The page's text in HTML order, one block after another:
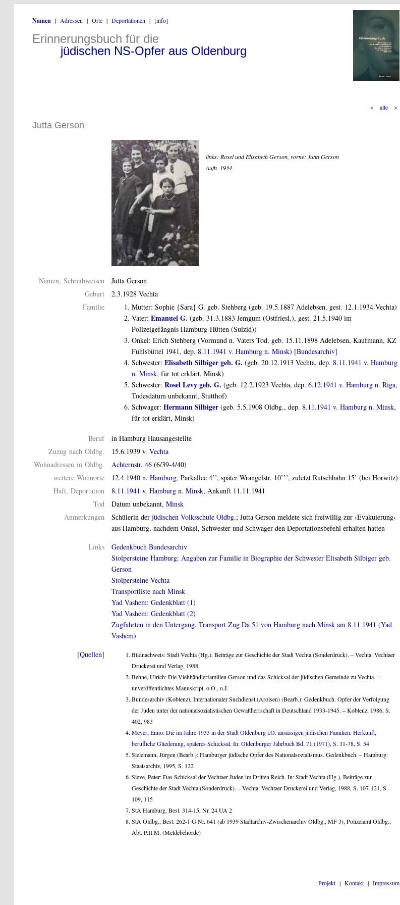
Namen | Adressen | Orte | Deportationen | [info]
Erinnerungsbuch für die
jüdischen NS-Opfer aus Oldenburg
< alle >
Jutta Gerson
links: Rosel und Elisabeth Gerson, vorne: Jutta Gerson
Aufn. 1934
Namen, Schreibweisen
Jutta Gerson
Geburt
2.3.1928 Vechta
Familie
Mutter: Sophie {Sara} G. geb. Stehberg (geb. 19.5.1887 Adelebsen, gest. 12.1.1934 Vechta)
Vater: Emanuel G. (geb. 31.3.1883 Jemgum (Ostfriesl.), gest. 21.5.1940 im
Polizeigefängnis Hamburg-Hütten (Suizid))
Onkel: Erich Stehberg (Vormund n. Vaters Tod, geb. 15.11.1898 Adelebsen, Kaufmann, KZ
Fuhlsbüttel 1941, dep. 8.11.1941 v. Hamburg n. Minsk) [Bundesarchiv]
Schwester: Elisabeth Silbiger geb. G. (geb. 20.12.1913 Vechta, dep. 8.11.1941 v. Hamburg
n. Minsk, für tot erklärt, Minsk)
Schwester: Rosel Levy geb. G. (geb. 12.2.1923 Vechta, dep. 6.12.1941 v. Hamburg n. Riga,
Todesdatum unbekannt, Stutthof)
Schwager: Hermann Silbiger (geb. 5.5.1908 Oldbg., dep. 8.11.1941 v. Hamburg n. Minsk,
für tot erklärt, Minsk)
Beruf
in Hamburg Hausangestellte
Zuzug nach Oldbg.
15.6.1939 v. Vechta
Wohnadressen in Oldbg.
Achternstr. 46 (6/39-4/40)
weitere Wohnorte
12.4.1940 n. Hamburg, Parkallee 4’’, später Wrangelstr. 10’’’, zuletzt Rutschbahn 15’ (bei Horwitz)
Haft, Deportation
8.11.1941 v. Hamburg n. Minsk, Ankunft 11.11.1941
Tod
Datum unbekannt, Minsk
Anmerkungen
Schülerin der jüdischen Volksschule Oldbg.; Jutta Gerson meldete sich freiwillig zur ›Evakuierung‹
aus Hamburg, nachdem Onkel, Schwester und Schwager den Deportationsbefehl erhalten hatten
Links
Gedenkbuch Bundesarchiv
Stolpersteine Hamburg: Angaben zur Familie in Biographie der Schwester Elisabeth Silbiger geb.
Gerson
Stolpersteine Vechta
Transportliste nach Minsk
Yad Vashem: Gedenkblatt (1)
Yad Vashem: Gedenkblatt (2)
Zugfahrten in den Untergang. Transport Zug Da 51 von Hamburg nach Minsk am 8.11.1941 (Yad
Vashem)
[Quellen]
Bildnachweis: Stadt Vechta (Hg.), Beiträge zur Geschichte der Stadt Vechta (Sonderdruck). – Vechta: Vechtaer
Druckerei und Verlag, 1988
Behne, Ulrich: Die Viehhändlerfamilien Gerson und das Schicksal der jüdischen Gemeinde zu Vechta. –
unveröffentlichtes Manuskript, o.O., o.J.
Bundesarchiv (Koblenz), Internationaler Suchdienst (Arolsen) (Bearb.): Gedenkbuch. Opfer der Verfolgung
der Juden unter der nationalsozialistischen Gewaltherrschaft in Deutschland 1933-1945. – Koblenz, 1986, S.
402, 983
Meyer, Enno: Die im Jahre 1933 in der Stadt Oldenburg i.O. ansässigen jüdischen Familien. Herkunft,
berufliche Gliederung, späteres Schicksal. In: Oldenburger Jahrbuch Bd. 71 (1971), S. 31-78, S. 54
Sielemann, Jürgen (Bearb.): Hamburger jüdische Opfer des Nationalsozialismus. Gedenkbuch. – Hamburg:
Staatsarchiv, 1995, S. 122
Sieve, Peter: Das Schicksal der Vechtaer Juden im Dritten Reich. In: Stadt Vechta (Hg.), Beiträge zur
Geschichte der Stadt Vechta (Sonderdruck). – Vechta: Vechtaer Druckerei und Verlag, 1988, S. 107-121, S.
109, 115
StA Hamburg, Best. 314-15, Nr. 24 UA 2
StA Oldbg., Best. 262-1 G Nr. 641 (ab 1939 Stadtarchiv-Zwischenarchiv Oldbg., MF 3), Polizeiamt Oldbg.,
Abt. P.II.M. (Meldebehörde)
Projekt | Kontakt | Impressum